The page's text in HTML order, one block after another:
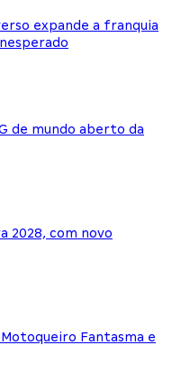
expande a franquia
de mundo aberto da
2028, com novo
Fantasma e